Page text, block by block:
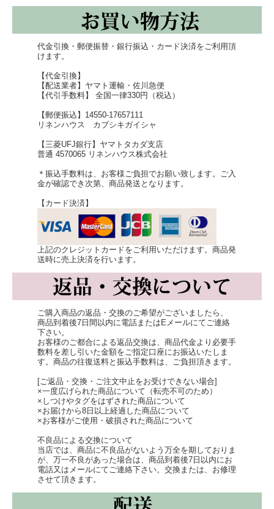
代金引換・郵便振替・銀行振込・カード決済をご利用頂
けます。
【代金引換】
【配送業者】ヤマト運輸・佐川急便
【代引手数料】 全国一律330円（税込）
【郵便振込】14550-17657111
リネンハウス カブシキガイシャ
【三菱UFJ銀行】ヤマトタカダ支店
普通 4570065 リネンハウス株式会社
＊振込手数料は、お客様ご負担でお願い致します。ご入
金が確認でき次第、商品発送となります。
【カード決済】
上記のクレジットカードをご利用いただけます。商品発
送時に売上決済を行います。
ご購入商品の返品・交換のご希望がございましたら、
商品到着後7日間以内に電話またはEメールにてご連絡
下さい。
お客様のご都合による返品交換は、商品代金より必要手
数料を差し引いた金額をご指定口座にお振込いたしま
す。商品の往復送料と振込手数料は、ご負担頂きます。
[ご返品・交換・ご注文中止をお受けできない場合]
×一度広げられた商品について（転売不可のため）
×しつけやタグをはずされた商品について
×お届けから8日以上経過した商品について
×お客様がご使用・破損された商品について
不良品による交換について
当店では、商品に不良品がないよう万全を期しておりま
が、万一不良があった場合は、商品到着後7日以内にお
電話又はメールにてご連絡下さい。交換または、お修理
させて頂きます。